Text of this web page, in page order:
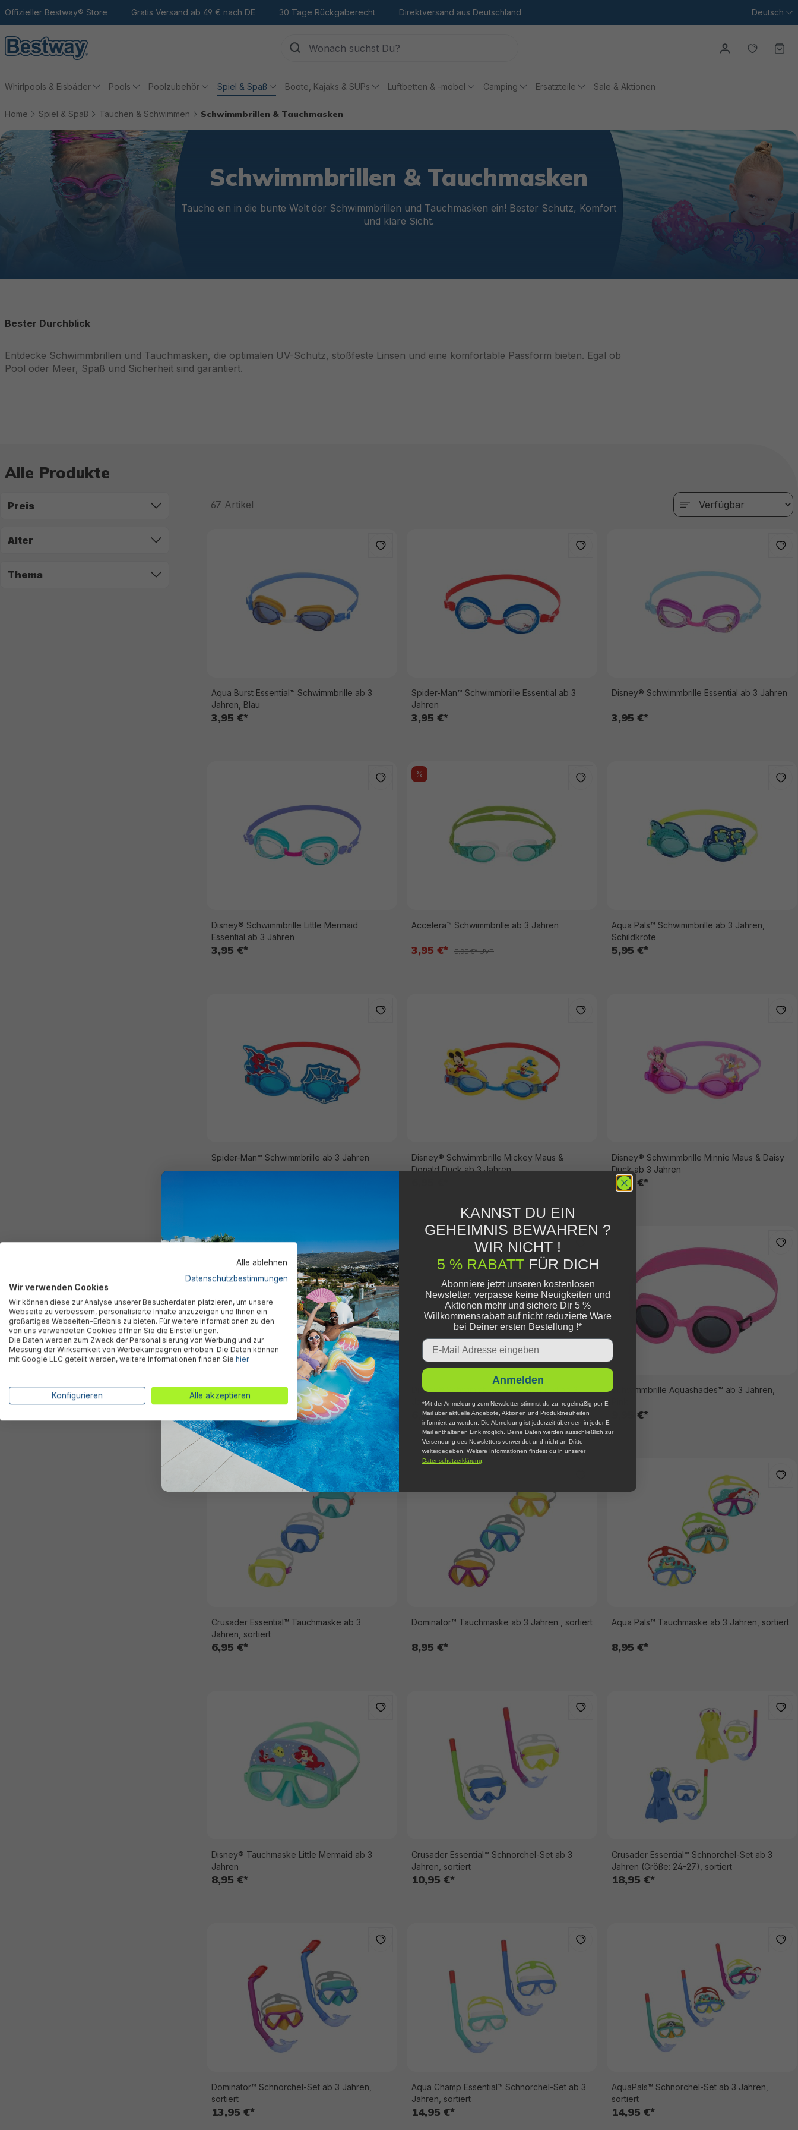
Hauptinhalt
Zur Suche
Zur Hauptnavigation
Offizieller Bestway® Store Gratis Versand ab 49 € nach DE 30 Tage Rückgaberecht Direktversand aus Deutschland Deutsch
Du
Whirlpools & Eisbäder Pools Poolzubehör Spiel & Spaß Boote, Kajaks & SUPs Luftbetten & -möbel Camping Ersatzteile Sale & Aktionen
Home Spiel & Spaß Tauchen & Schwimmen Schwimmbrillen & Tauchmasken
Schwimmbrillen & Tauchmasken
Tauche ein in die bunte Welt der Schwimmbrillen und Tauchmasken ein! Bester Schutz, Komfort
und klare Sicht.
Bester Durchblick
Entdecke Schwimmbrillen und Tauchmasken, die optimalen UV-Schutz, stoßfeste Linsen und eine komfortable Passform bieten. Egal ob
Pool oder Meer, Spaß und Sicherheit sind garantiert.
Alle Produkte
Alter
Thema
Preis 67 Artikel
Aqua Burst Essential™ Schwimmbrille ab 3
Jahren, Blau
3,95 €*
Spider-Man™ Schwimmbrille Essential ab 3
Jahren
3,95 €*
Disney® Schwimmbrille Essential ab 3 Jahren
3,95 €*
Disney® Schwimmbrille Little Mermaid
Essential ab 3 Jahren
3,95 €*
%
Accelera™ Schwimmbrille ab 3 Jahren
3,95 €* 5,95 €* UVP
Aqua Pals™ Schwimmbrille ab 3 Jahren,
Schildkröte
5,95 €*
Spider-Man™ Schwimmbrille ab 3 Jahren
Disney® Schwimmbrille Mickey Maus &
Donald Duck ab 3 Jahren
Disney® Schwimmbrille Minnie Maus & Daisy
Duck ab 3 Jahren
6,95 €*
Disney® Schwimmbrille Princess ab 3 Jahren
Disney® Schwimmbrille Little Mermaid ab 3
Jahren
6,95 €*
Schwimmbrille Aquashades™ ab 3 Jahren,
9,95 €*
Crusader Essential™ Tauchmaske ab 3
Jahren, sortiert
6,95 €*
Dominator™ Tauchmaske ab 3 Jahren , sortiert
8,95 €*
Aqua Pals™ Tauchmaske ab 3 Jahren, sortiert
8,95 €*
Disney® Tauchmaske Little Mermaid ab 3
Jahren
8,95 €*
Crusader Essential™ Schnorchel-Set ab 3
Jahren, sortiert
10,95 €*
Crusader Essential™ Schnorchel-Set ab 3
Jahren (Größe: 24-27), sortiert
18,95 €*
Dominator™ Schnorchel-Set ab 3 Jahren,
sortiert
13,95 €*
Aqua Champ Essential™ Schnorchel-Set ab 3
Jahren, sortiert
14,95 €*
AquaPals™ Schnorchel-Set ab 3 Jahren,
sortiert
14,95 €*
Alle ablehnen
Datenschutzbestimmungen
Wir verwenden Cookies
Wir können diese zur Analyse unserer Besucherdaten platzieren, um unsere
Webseite zu verbessern, personalisierte Inhalte anzuzeigen und Ihnen ein
großartiges Webseiten-Erlebnis zu bieten. Für weitere Informationen zu den
von uns verwendeten Cookies öffnen Sie die Einstellungen.
Die Daten werden zum Zweck der Personalisierung von Werbung und zur
Messung der Wirksamkeit von Werbekampagnen erhoben. Die Daten können
mit Google LLC geteilt werden, weitere Informationen finden Sie hier.
Konfigurieren Alle akzeptieren
KANNST DU EIN
GEHEIMNIS BEWAHREN ?
WIR NICHT !
5 % RABATTFÜR DICH
Abonniere jetzt unseren kostenlosen
Newsletter, verpasse keine Neuigkeiten und
Aktionen mehr und sichere Dir 5 %
Willkommensrabatt auf nicht reduzierte Ware
bei Deiner ersten Bestellung !*
Email
Anmelden
*Mit der Anmeldung zum Newsletter stimmst du zu, regelmäßig per E-
Mail über aktuelle Angebote, Aktionen und Produktneuheiten
informiert zu werden. Die Abmeldung ist jederzeit über den in jeder E-
Mail enthaltenen Link möglich. Deine Daten werden ausschließlich zur
Versendung des Newsletters verwendet und nicht an Dritte
weitergegeben. Weitere Informationen findest du in unserer
Datenschutzerklärung